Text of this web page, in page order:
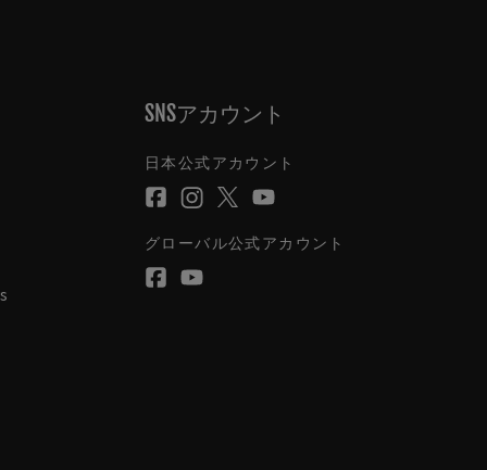
SNSアカウント
日本公式アカウント
グローバル公式アカウント